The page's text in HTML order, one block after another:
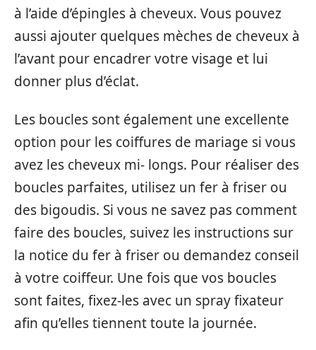
à l’aide d’épingles à cheveux. Vous pouvez
aussi ajouter quelques mèches de cheveux à
l’avant pour encadrer votre visage et lui
donner plus d’éclat.
Les boucles sont également une excellente
option pour les coiffures de mariage si vous
avez les cheveux mi- longs. Pour réaliser des
boucles parfaites, utilisez un fer à friser ou
des bigoudis. Si vous ne savez pas comment
faire des boucles, suivez les instructions sur
la notice du fer à friser ou demandez conseil
à votre coiffeur. Une fois que vos boucles
sont faites, fixez-les avec un spray fixateur
afin qu’elles tiennent toute la journée.